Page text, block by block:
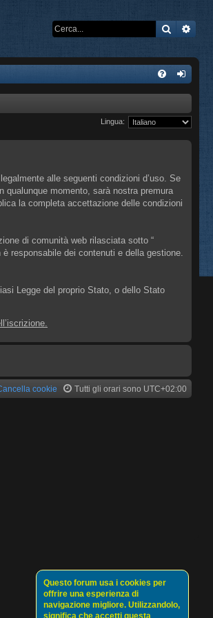
Cerca
Lingua:
alle seguenti condizioni d’uso. Se
qualunque momento, sarà nostra premura
la completa accettazione delle condizioni
di comunità web rilasciata sotto “
responsabile dei contenuti e della gestione.
Legge del proprio Stato, o dello Stato
Questo forum usa i cookies per
offrire una esperienza di
navigazione migliore. Utilizzandolo,
significa che accetti questa
Tutti gli orari sono UTC+02:00
cookie